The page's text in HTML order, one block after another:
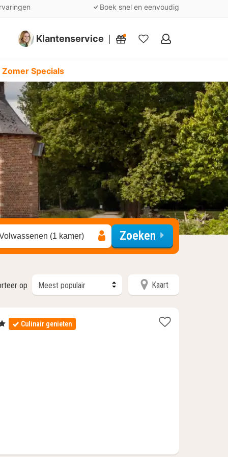
Boek snel en eenvoudig
Klantenservice
Mijn
Specials
(1 kamer) Zoeken
op Kaart
Culinair genieten